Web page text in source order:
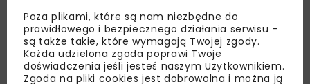
Zapisz się do newslettera aby otrzymywać od
nas najlepsze informacje branżowe,
zaproszenia na wydarzenia, atrakcyjne oferty i
dedykowane akcje specjalne.
Poza plikami, które są nam niezbędne do
prawidłowego i bezpiecznego działania serwisu –
są także takie, które wymagają Twojej zgody.
Każda udzielona zgoda poprawi Twoje
doświadczenia jeśli jesteś naszym Użytkownikiem.
Zgoda na pliki cookies jest dobrowolna i można ją